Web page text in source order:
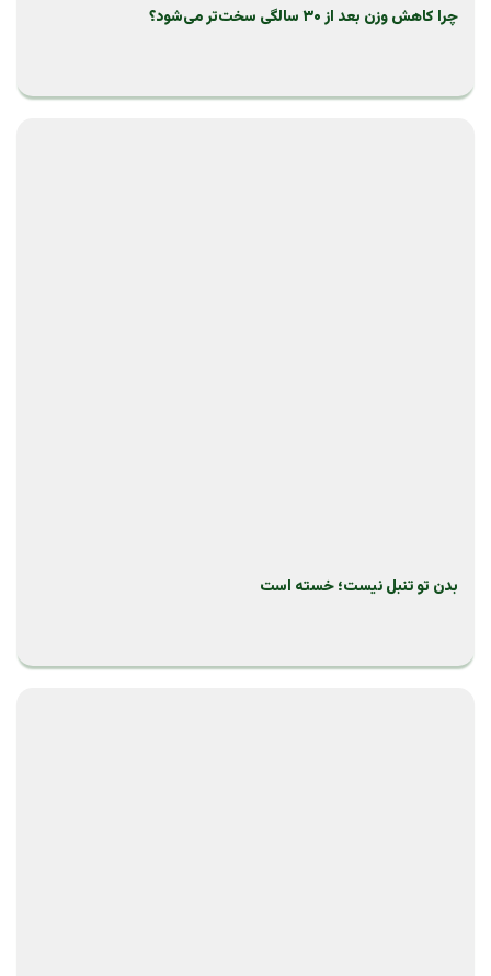
چرا کاهش وزن بعد از ۳۰ سالگی سخت‌تر می‌شود؟
بدن تو تنبل نیست؛ خسته است